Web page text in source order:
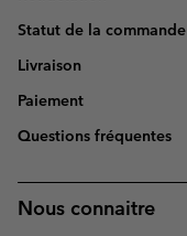
Statut de la commande
Livraison
Paiement
Questions fréquentes
Nous connaitre